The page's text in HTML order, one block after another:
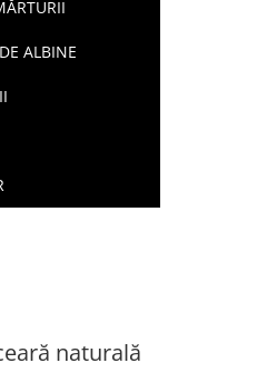
ALBINE
naturală